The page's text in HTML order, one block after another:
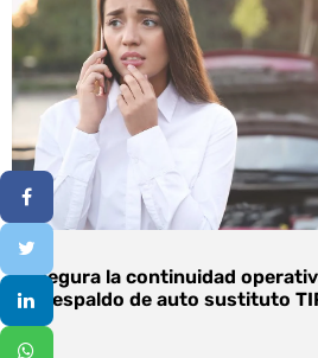
Asegura la continuidad
el respaldo de auto sustituto